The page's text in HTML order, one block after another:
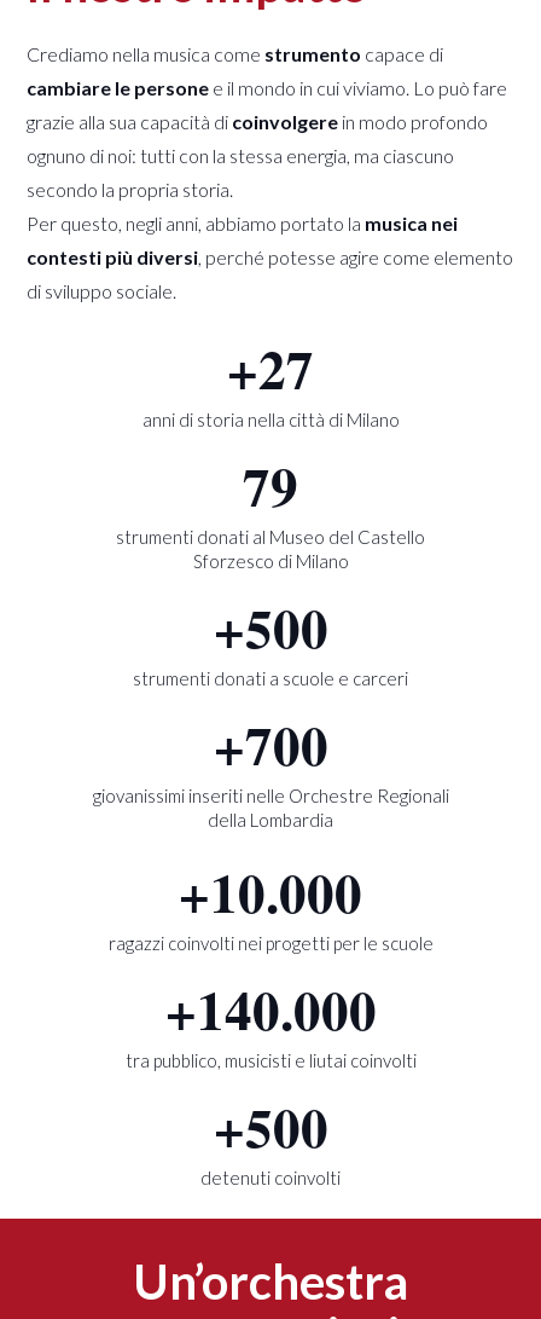
Crediamo nella musica come strumento capace di
cambiare le persone e il mondo in cui viviamo. Lo può fare
grazie alla sua capacità di coinvolgere in modo profondo
ognuno di noi: tutti con la stessa energia, ma ciascuno
secondo la propria storia.
Per questo, negli anni, abbiamo portato la musica nei
contesti più diversi , perché potesse agire come elemento
di sviluppo sociale.
+27
anni di storia nella città di Milano
79
strumenti donati al Museo del Castello
Sforzesco di Milano
+500
strumenti donati a scuole e carceri
+700
giovanissimi inseriti nelle Orchestre Regionali
della Lombardia
+10.000
ragazzi coinvolti nei progetti per le scuole
+140.000
tra pubblico, musicisti e liutai coinvolti
+500
detenuti coinvolti
Un’orchestra